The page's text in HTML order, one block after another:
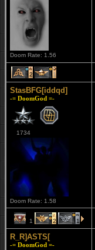
Doom Rate: 1.56
2 1
StasBFG[iddqd]
-= DoomGod =-
1734
Doom Rate: 1.58
1 2 1
R_R]ASTS[
-= DoomGod =-